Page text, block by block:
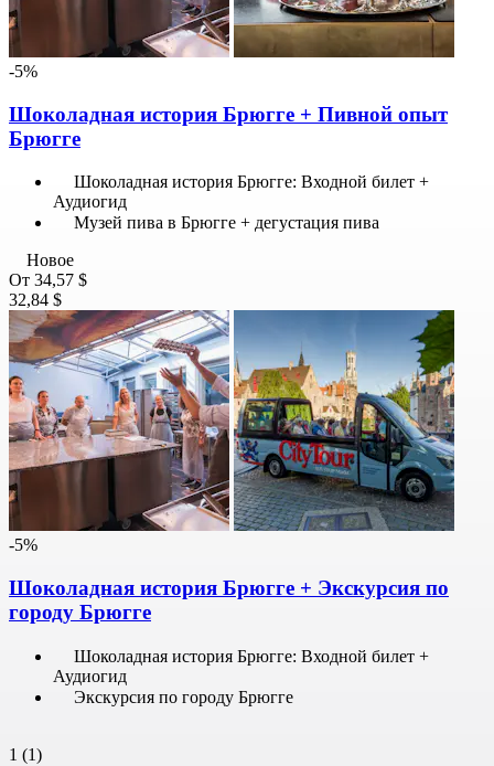
-5%
Шоколадная история Брюгге + Пивной опыт
Брюгге
Шоколадная история Брюгге: Входной билет +
Аудиогид
Музей пива в Брюгге + дегустация пива
Новое
От 34,57 $
32,84 $
-5%
Шоколадная история Брюгге + Экскурсия по
городу Брюгге
Шоколадная история Брюгге: Входной билет +
Аудиогид
Экскурсия по городу Брюгге
1 (1)